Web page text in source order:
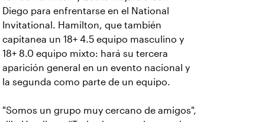
Diego para enfrentarse en el National
Invitational. Hamilton, que también
capitanea un 18+ 4.5 equipo masculino y
18+ 8.0 equipo mixto: hará su tercera
aparición general en un evento nacional y
la segunda como parte de un equipo.
"Somos un grupo muy cercano de amigos",